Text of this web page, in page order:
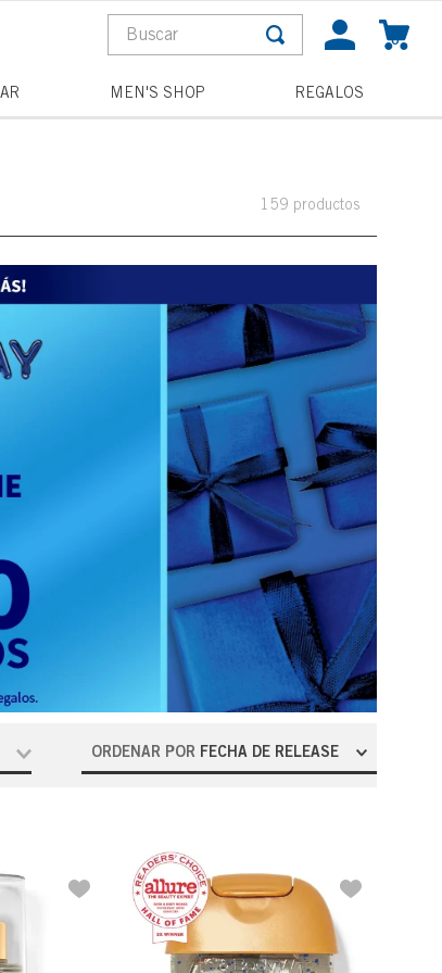
Buscar
0
MEN'S SHOP REGALOS
159 productos
ORDENAR POR FECHA DE RELEASE